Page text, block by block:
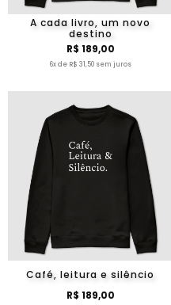
A cada livro, um novo
destino
R$ 189,00
6x de R$ 31,50 sem juros
Café, leitura e silêncio
R$ 189,00